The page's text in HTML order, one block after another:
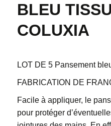
BLEU
COLUXIA
LOT DE 5 Pansement
FABRICATION DE
Facile à appliquer, le
pour protéger